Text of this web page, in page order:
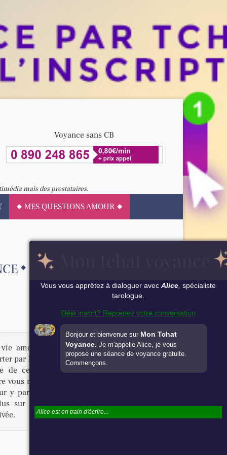
Voyance sans CB
mais des prestataires.
MES QUESTIONS AMOUR
amoureuse harmonieuse. Cependant, ils
par la sensualité, car cela pourrait nuire à
de certains astres pourrait provoquer un
vous ressentiront un fort besoin de stabilité
parvenir. Ces étapes de votre vie seront
sur votre avenir amoureux, vous pouvez
Vous vous apprêtez à dialoguer avec Alice spécialiste
tarologue.
Déjà inscrit? Reprenez votre conversation
Bonjour et bienvenue sur Mon Tchat
Voyance. Je m'appelle Alice, je vous
propose une séance de voyance gratuite.
Commençons.